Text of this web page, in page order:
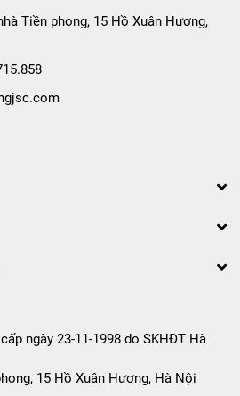
Tiền phong, 15 Hồ Xuân Hương,
ngày 23-11-1998 do SKHĐT Hà
15 Hồ Xuân Hương, Hà Nội